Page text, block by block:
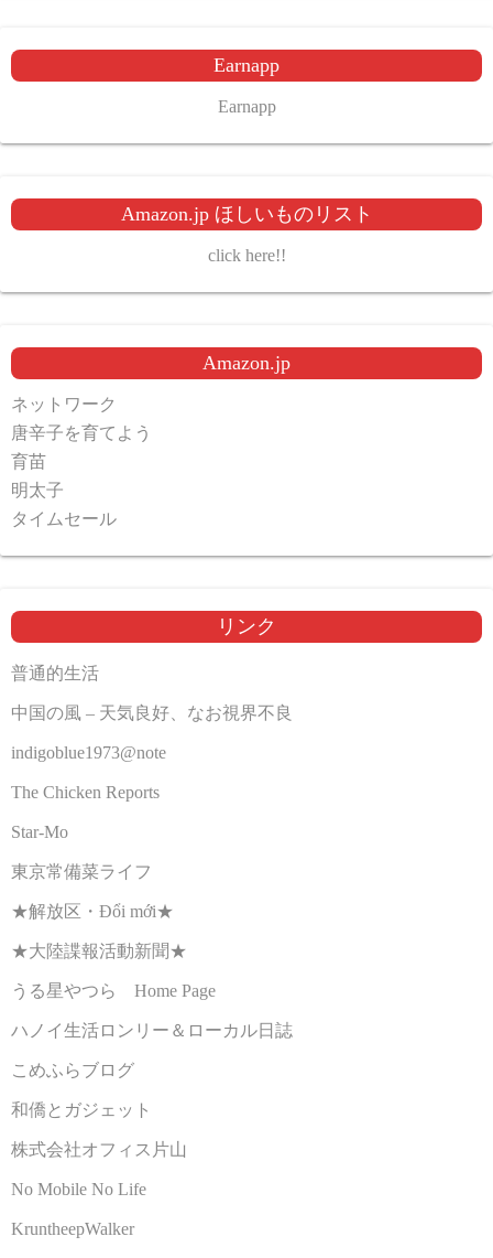
Earnapp
Earnapp
Amazon.jp ほしいものリスト
click here!!
Amazon.jp
ネットワーク
唐辛子を育てよう
育苗
明太子
タイムセール
リンク
普通的生活
中国の風 – 天気良好、なお視界不良
indigoblue1973@note
The Chicken Reports
Star-Mo
東京常備菜ライフ
★解放区・Đổi mới★
★大陸諜報活動新聞★
うる星やつら Home Page
ハノイ生活ロンリー＆ローカル日誌
こめふらブログ
和僑とガジェット
株式会社オフィス片山
No Mobile No Life
KruntheepWalker